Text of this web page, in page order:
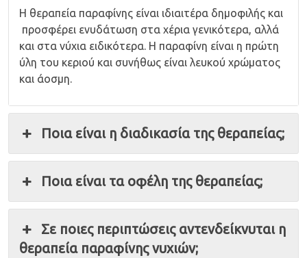
Η θεραπεία παραφίνης είναι ιδιαιτέρα δημοφιλής και
προσφέρει ενυδάτωση στα χέρια γενικότερα, αλλά
και στα νύχια ειδικότερα. Η παραφίνη είναι η πρώτη
ύλη του κεριού και συνήθως είναι λευκού χρώματος
και άοσμη.
Ποια είναι η διαδικασία της θεραπείας;
Ποια είναι τα οφέλη της θεραπείας;
Σε ποιες περιπτώσεις αντενδείκνυται η
θεραπεία παραφίνης νυχιών;